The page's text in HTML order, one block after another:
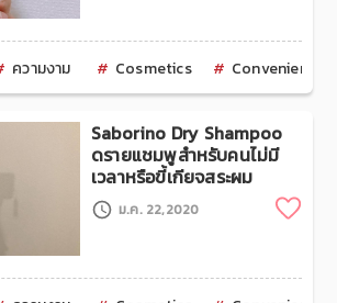
ความงาม Cosmetics Convenience
Saborino Dry Shampoo
ดรายแชมพูสำหรับคนไม่มี
เวลาหรือขี้เกียจสระผม
ม.ค. 22,2020